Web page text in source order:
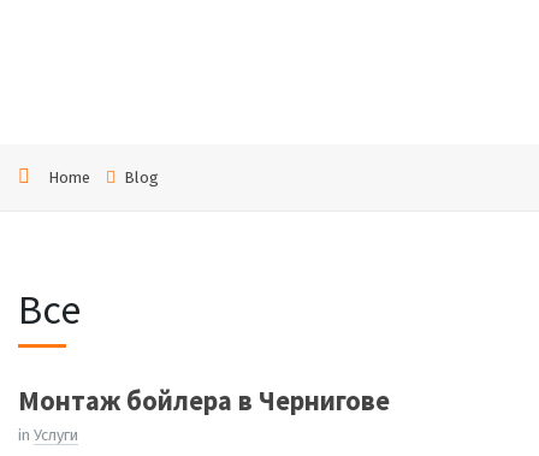
Home Blog
Все
Монтаж бойлера в Чернигове
in Услуги